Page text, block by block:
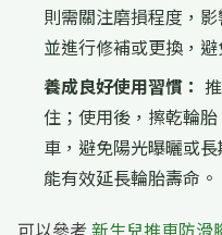
則需關注磨損程度，
並進行修補或更換，避
養成良好使用習慣：
住；使用後，擦乾輪
車，避免陽光曝曬或
能有效延長輪胎壽命。
可以參考新生兒推車防滑